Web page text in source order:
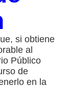
si obtiene
al
Público
de
en la